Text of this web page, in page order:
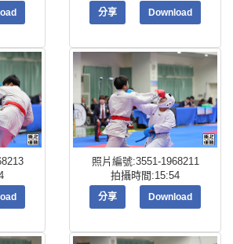
分享 Download
照片編號:3551-1968211
拍攝時間:15:54
分享 Download